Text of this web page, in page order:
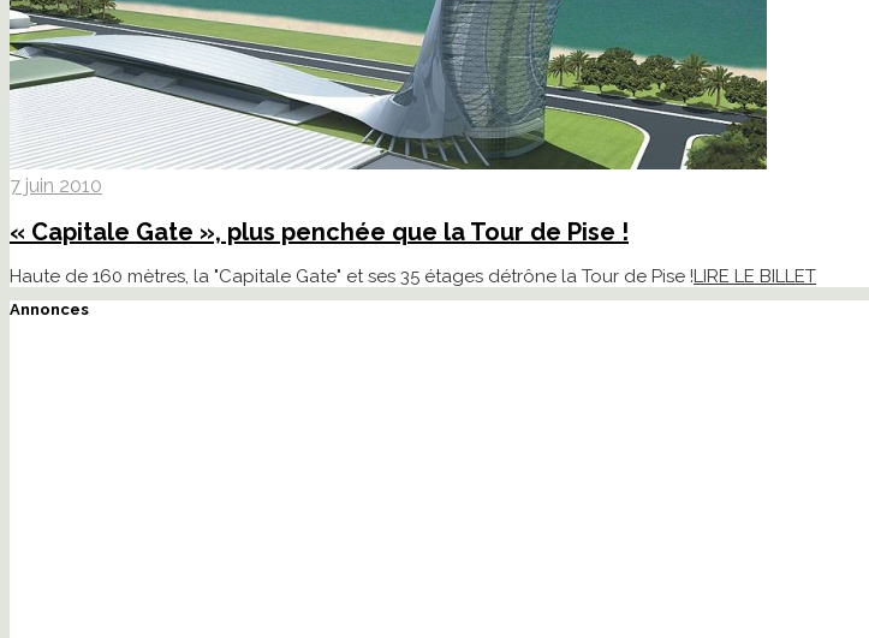
7 juin 2010
« Capitale Gate », plus penchée que la Tour de Pise !
Haute de 160 mètres, la "Capitale Gate" et ses 35 étages détrône la Tour de Pise !LIRE LE BILLET
Annonces